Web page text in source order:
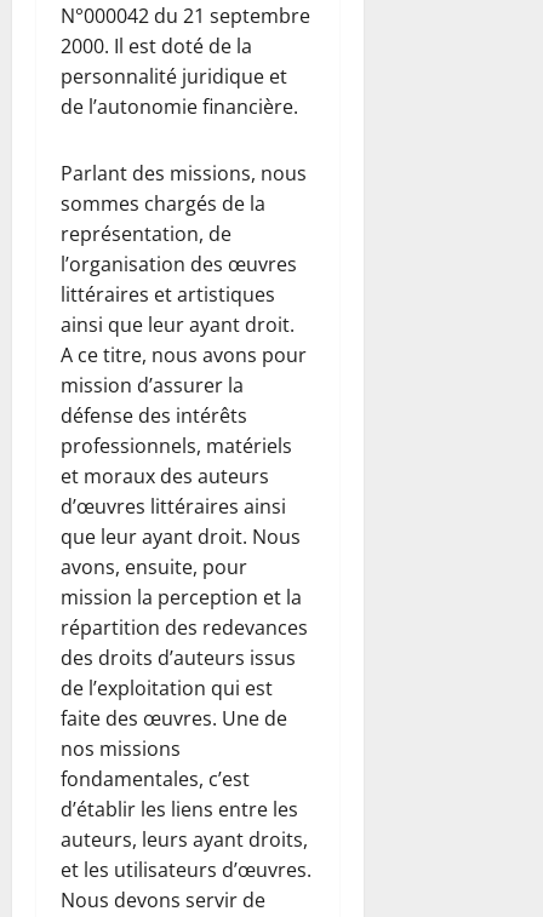
N°000042 du 21 septembre
2000. Il est doté de la
personnalité juridique et
de l’autonomie financière.
Parlant des missions, nous
sommes chargés de la
représentation, de
l’organisation des œuvres
littéraires et artistiques
ainsi que leur ayant droit.
A ce titre, nous avons pour
mission d’assurer la
défense des intérêts
professionnels, matériels
et moraux des auteurs
d’œuvres littéraires ainsi
que leur ayant droit. Nous
avons, ensuite, pour
mission la perception et la
répartition des redevances
des droits d’auteurs issus
de l’exploitation qui est
faite des œuvres. Une de
nos missions
fondamentales, c’est
d’établir les liens entre les
auteurs, leurs ayant droits,
et les utilisateurs d’œuvres.
Nous devons servir de